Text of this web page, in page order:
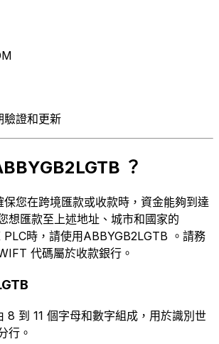
證和更新
？
您在跨境匯款或收款時，資金能夠到達
想匯款至上述地址、城市和國家的
時，請使用ABBYGB2LGTB 。請務
代碼屬於收款銀行。
8 到 11 個字母和數字組成，用於識別世
行。